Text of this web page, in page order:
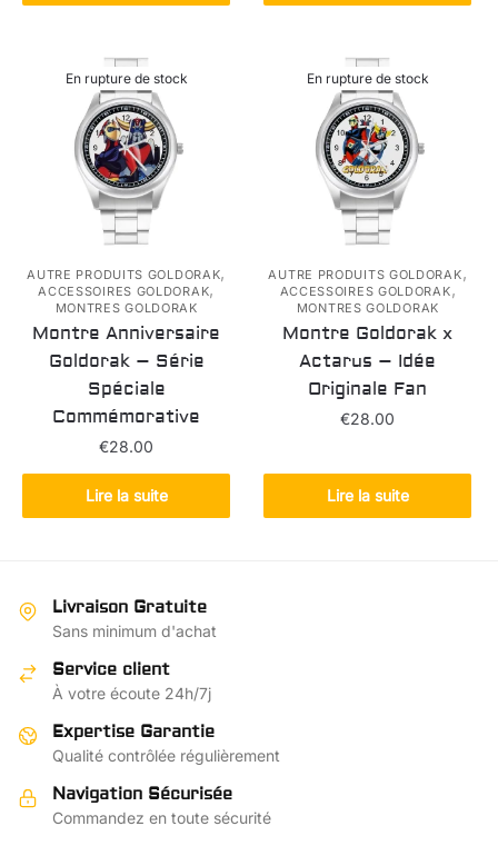
En rupture de stock
AUTRE PRODUITS GOLDORAK,
ACCESSOIRES GOLDORAK,
MONTRES GOLDORAK
Montre Anniversaire
Goldorak – Série
Spéciale
Commémorative
€28.00
Lire la suite
En rupture de stock
AUTRE PRODUITS GOLDORAK,
ACCESSOIRES GOLDORAK,
MONTRES GOLDORAK
Montre Goldorak x
Actarus – Idée
Originale Fan
€28.00
Lire la suite
Livraison Gratuite
Sans minimum d'achat
Service client
À votre écoute 24h/7j
Expertise Garantie
Qualité contrôlée régulièrement
Navigation Sécurisée
Commandez en toute sécurité